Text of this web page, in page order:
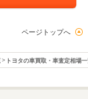
ページトップへ
トヨタの車買取・車査定相場